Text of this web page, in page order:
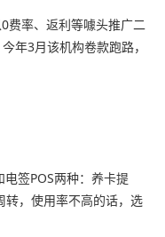
费率、返利等噱头推广二
年3月该机构卷款跑路，
电签POS两种：养卡提
转，使用率不高的话，选